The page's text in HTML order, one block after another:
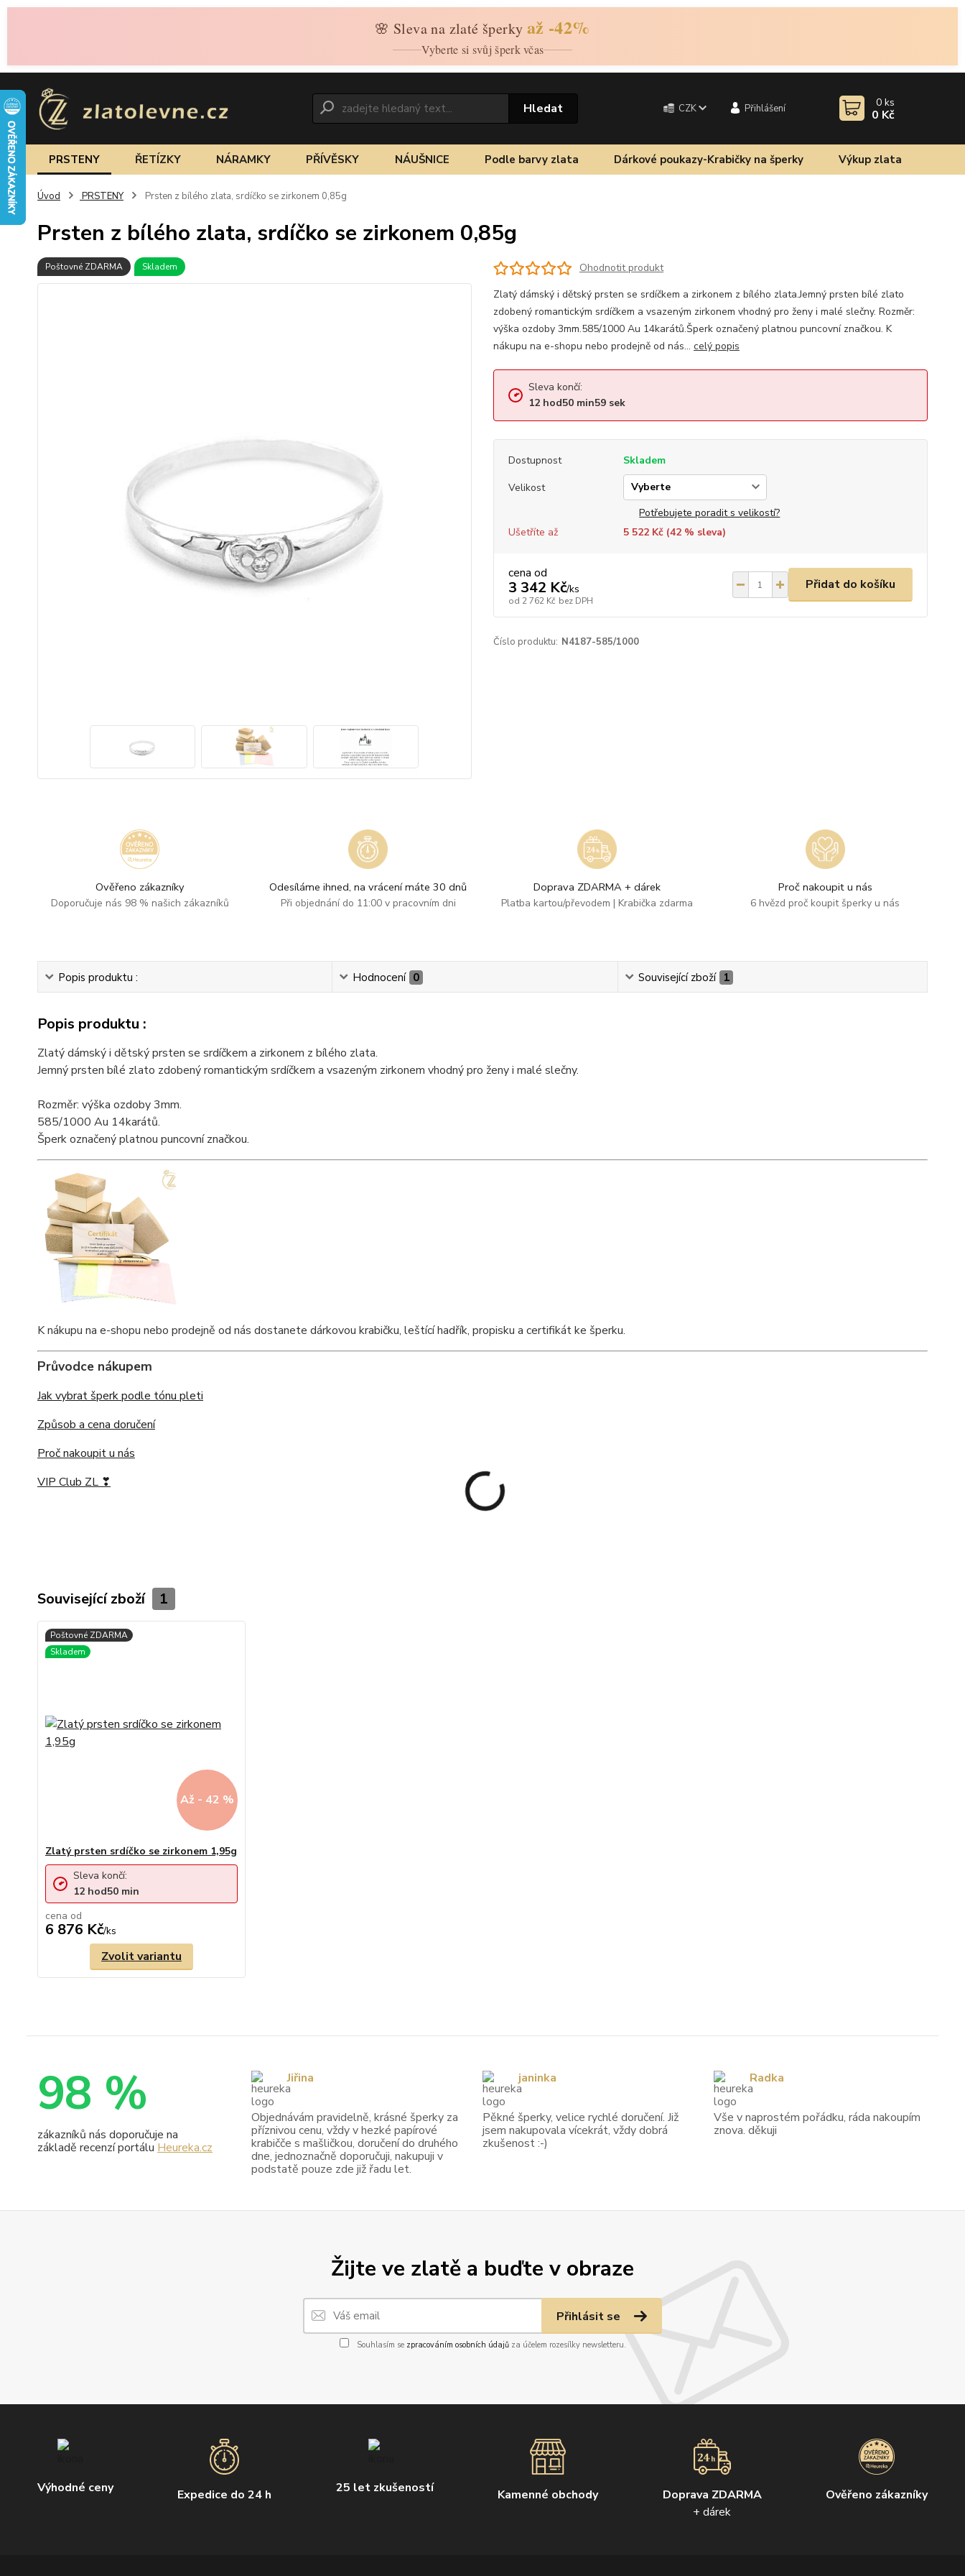
🌸 Sleva na zlaté šperky až -42%
Vyberte si svůj šperk včas
CZK Přihlášení
Hledat 0 ks
0 Kč
PRSTENY ŘETÍZKY NÁRAMKY PŘÍVĚSKY NÁUŠNICE Podle barvy zlata Dárkové poukazy-Krabičky na šperky Výkup zlata
Úvod PRSTENY Prsten z bílého zlata, srdíčko se zirkonem 0,85g
Prsten z bílého zlata, srdíčko se zirkonem 0,85g
Poštovné ZDARMA Skladem
Ohodnotit produkt
Zlatý dámský i dětský prsten se srdíčkem a zirkonem z bílého zlata.Jemný prsten bílé zlato
zdobený romantickým srdíčkem a vsazeným zirkonem vhodný pro ženy i malé slečny. Rozměr:
výška ozdoby 3mm.585/1000 Au 14karátů.Šperk označený platnou puncovní značkou. K
nákupu na e-shopu nebo prodejně od nás... celý popis
Sleva končí:
12hod50min58sek
Dostupnost
Skladem
Velikost
Potřebujete poradit s velikostí?
Ušetříte až
5 522 Kč (42% sleva)
cena od
3 342 Kč/ks
od 2 762 Kč bez DPH
Přidat do košíku
Číslo produktu: N4187-585/1000
Ověřeno zákazníky
Doporučuje nás 98 % našich zákazníků
Odesíláme ihned, na vrácení máte 30 dnů
Při objednání do 11:00 v pracovním dni
Doprava ZDARMA + dárek
Platba kartou/převodem | Krabička zdarma
Proč nakoupit u nás
6 hvězd proč koupit šperky u nás
Popis produktu : Hodnocení 0 Související zboží 1
Popis produktu :
Zlatý dámský i dětský prsten se srdíčkem a zirkonem z bílého zlata.
Jemný prsten bílé zlato zdobený romantickým srdíčkem a vsazeným zirkonem vhodný pro ženy i malé slečny.
Rozměr: výška ozdoby 3mm.
585/1000 Au 14karátů.
Šperk označený platnou puncovní značkou.
K nákupu na e-shopu nebo prodejně od nás dostanete dárkovou krabičku, leštící hadřík, propisku a certifikát ke šperku.
Průvodce nákupem
Jak vybrat šperk podle tónu pleti
Způsob a cena doručení
Proč nakoupit u nás
VIP Club ZL ❣
Související zboží 1
Až - 42 %
Zlatý prsten srdíčko se zirkonem 1,95g
cena od
6 876 Kč/ks
Sleva končí:
12 hod50 min
Zvolit variantu
Žijte ve zlatě a buďte v obraze
Přihlásit se
Souhlasím se zpracováním osobních údajůza účelem rozesílky newsletteru.
Výhodné ceny Expedice do 24 h 25 let zkušeností Kamenné obchody
Doprava ZDARMA
+ dárek
Ověřeno zákazníky
98 %
zákazníků nás doporučuje na
základě recenzí portálu Heureka.cz
Objednávám pravidelně, krásné šperky za
příznivou cenu, vždy v hezké papírové
krabičče s mašličkou, doručení do druhého
dne, jednoznačně doporučuji, nakupuji v
podstatě pouze zde již řadu let.
Jiřina
Pěkné šperky, velice rychlé doručení. Již
jsem nakupovala vícekrát, vždy dobrá
zkušenost :-)
janinka
Vše v naprostém pořádku, ráda nakoupím
znova. děkuji
Radka